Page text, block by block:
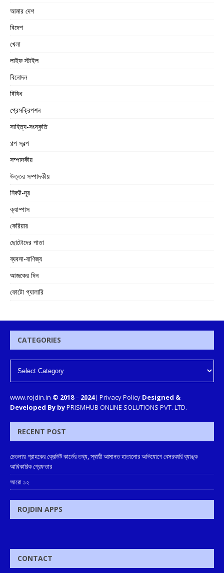
আমার দেশ
বিদেশ
খেলা
লাইফ স্টাইল
বিনোদন
বিবিধ
প্রেসক্রিপশন
সাহিত্য-সংস্কৃতি
গল্প স্বল্প
সম্পাদকীয়
উত্তর সম্পাদকীয়
নিকট-দূর
ক্যাম্পাস
কেরিয়ার
ছোটোদের পাতা
ব্যবসা-বাণিজ্য
আজকের দিন
ফোটো গ্যালারি
CATEGORIES
www.rojdin.in © 2018– 2024| Privacy Policy Designed &
Developed By byPRISMHUB ONLINE SOLUTIONS PVT. LTD.
RECENT POST
চেতলায় গ্রাহকের ক্রেডিট কার্ডের তথ্য, স্থায়ী আমানত হাতানোর অভিযোগে বেসরকারি ব্যাঙ্ক
আধিকারিক গ্রেফতার
আরো ১২
ROJDIN APPS
CONTACT